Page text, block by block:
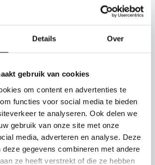
Details Over
gebruik van cookies
om content en advertenties te
functies voor social media te bieden
te analyseren. Ook delen we
gebruik van onze site met onze
media, adverteren en analyse. Deze
deze gegevens combineren met andere
ze heeft verstrekt of die ze hebben
financieren of leasen.
sturen.
auto
aanvragen
foto’s meestuurt ontvang je op
en met vrijdag binnen enkele uren